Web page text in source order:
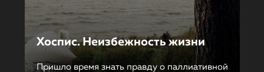
Хоспис. Неизбежность жизни
Пришло время знать правду о паллиативной